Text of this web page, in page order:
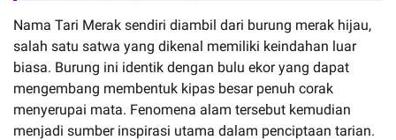
Nama Tari Merak sendiri diambil dari burung merak hijau,
salah satu satwa yang dikenal memiliki keindahan luar
biasa. Burung ini identik dengan bulu ekor yang dapat
mengembang membentuk kipas besar penuh corak
menyerupai mata. Fenomena alam tersebut kemudian
menjadi sumber inspirasi utama dalam penciptaan tarian.